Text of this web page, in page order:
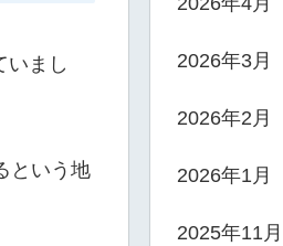
いまし
という地
2026年3月
2026年2月
2026年1月
2025年11月